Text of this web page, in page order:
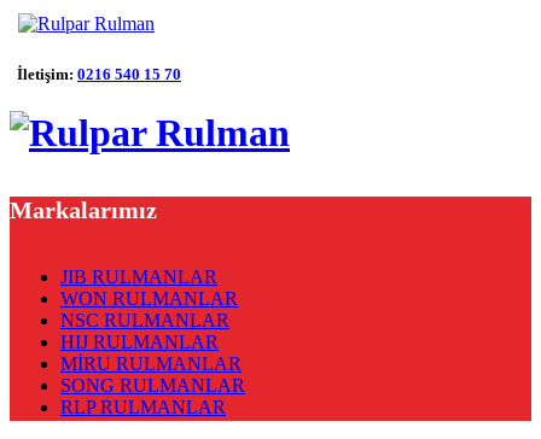
İletişim: 0216 540 15 70
Markalarımız
JIB RULMANLAR
WON RULMANLAR
NSC RULMANLAR
HIJ RULMANLAR
MİRU RULMANLAR
SONG RULMANLAR
RLP RULMANLAR